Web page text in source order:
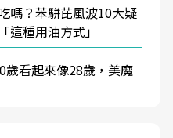
嗎？苯駢芘風波10大疑
這種用油方式」
歲看起來像28歲，美魔